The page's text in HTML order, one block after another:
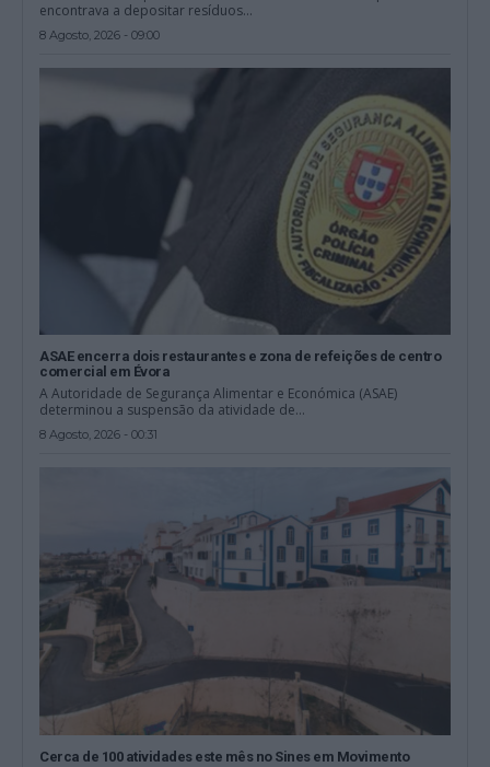
encontrava a depositar resíduos...
8 Agosto, 2026 - 09:00
ASAE encerra dois restaurantes e zona de refeições de centro
comercial em Évora
A Autoridade de Segurança Alimentar e Económica (ASAE)
determinou a suspensão da atividade de...
8 Agosto, 2026 - 00:31
Cerca de 100 atividades este mês no Sines em Movimento